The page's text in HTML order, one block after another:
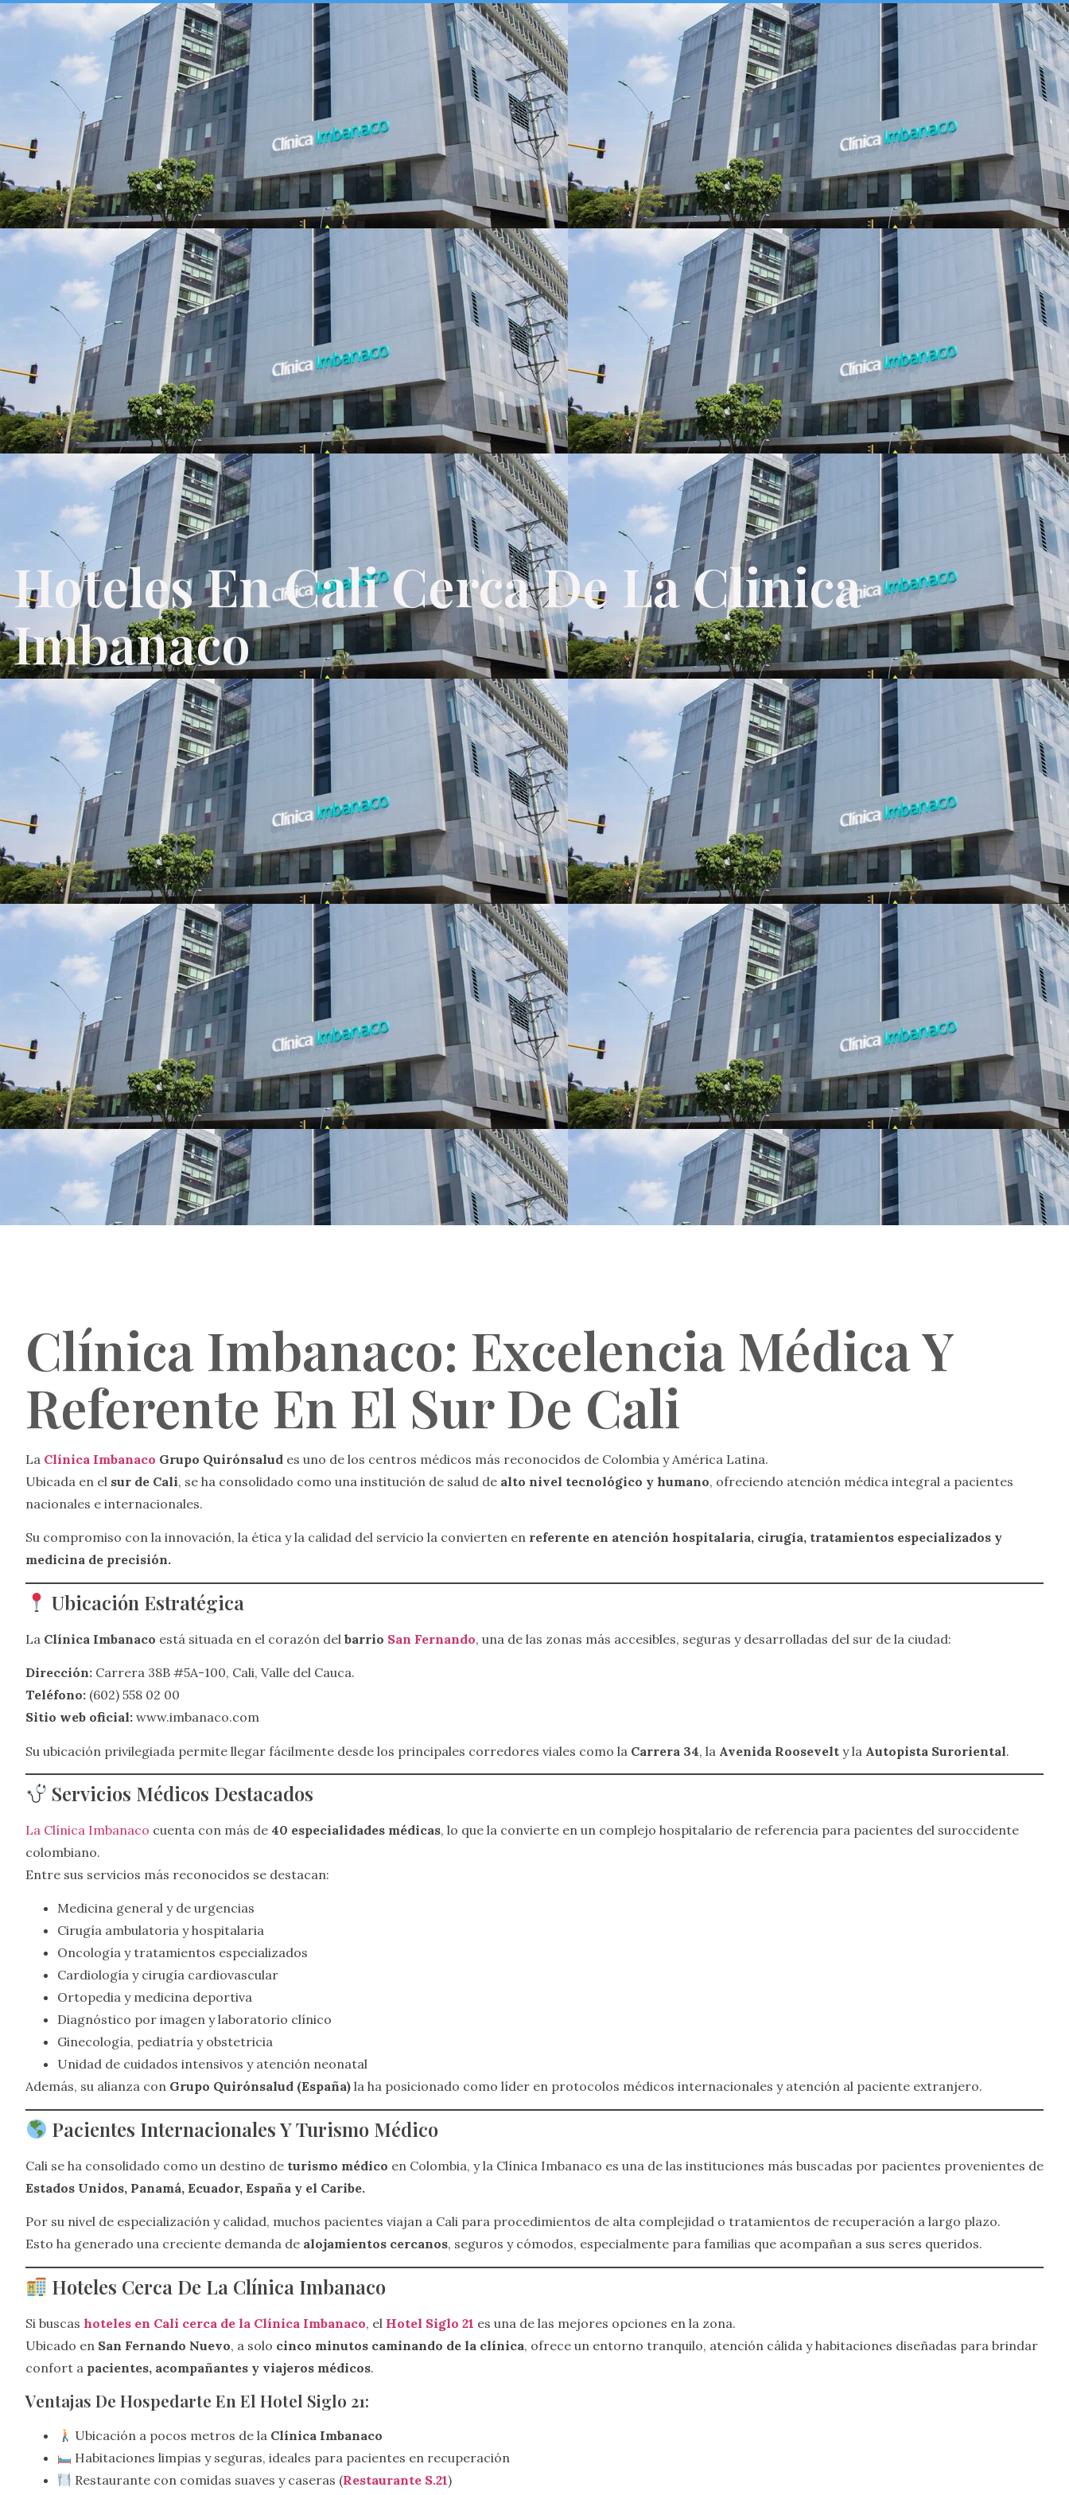
Hoteles En Cali Cerca De La Clinica
Imbanaco
Clínica Imbanaco: Excelencia Médica Y
Referente En El Sur De Cali
La Clínica Imbanaco Grupo Quirónsalud es uno de los centros médicos más reconocidos de Colombia y América Latina.
Ubicada en el sur de Cali, se ha consolidado como una institución de salud de alto nivel tecnológico y humano, ofreciendo atención médica integral a pacientes
nacionales e internacionales.
Su compromiso con la innovación, la ética y la calidad del servicio la convierten en referente en atención hospitalaria, cirugía, tratamientos especializados y
medicina de precisión.
Ubicación Estratégica
La Clínica Imbanaco está situada en el corazón del barrio San Fernando, una de las zonas más accesibles, seguras y desarrolladas del sur de la ciudad:
Dirección: Carrera 38B #5A-100, Cali, Valle del Cauca.
Teléfono: (602) 558 02 00
Sitio web oficial: www.imbanaco.com
Su ubicación privilegiada permite llegar fácilmente desde los principales corredores viales como la Carrera 34, la Avenida Roosevelt y la Autopista Suroriental.
Servicios Médicos Destacados
La Clínica Imbanaco cuenta con más de 40 especialidades médicas, lo que la convierte en un complejo hospitalario de referencia para pacientes del suroccidente
colombiano.
Entre sus servicios más reconocidos se destacan:
Medicina general y de urgencias
Cirugía ambulatoria y hospitalaria
Oncología y tratamientos especializados
Cardiología y cirugía cardiovascular
Ortopedia y medicina deportiva
Diagnóstico por imagen y laboratorio clínico
Ginecología, pediatría y obstetricia
Unidad de cuidados intensivos y atención neonatal
Además, su alianza con Grupo Quirónsalud (España) la ha posicionado como líder en protocolos médicos internacionales y atención al paciente extranjero.
Pacientes Internacionales Y Turismo Médico
Cali se ha consolidado como un destino de turismo médico en Colombia, y la Clínica Imbanaco es una de las instituciones más buscadas por pacientes provenientes de
Estados Unidos, Panamá, Ecuador, España y el Caribe.
Por su nivel de especialización y calidad, muchos pacientes viajan a Cali para procedimientos de alta complejidad o tratamientos de recuperación a largo plazo.
Esto ha generado una creciente demanda de alojamientos cercanos, seguros y cómodos, especialmente para familias que acompañan a sus seres queridos.
Hoteles Cerca De La Clínica Imbanaco
Si buscas hoteles en Cali cerca de la Clínica Imbanaco, el Hotel Siglo 21 es una de las mejores opciones en la zona.
Ubicado en San Fernando Nuevo, a solo cinco minutos caminando de la clínica, ofrece un entorno tranquilo, atención cálida y habitaciones diseñadas para brindar
confort a pacientes, acompañantes y viajeros médicos.
Ventajas De Hospedarte En El Hotel Siglo 21:
Ubicación a pocos metros de la Clínica Imbanaco
Habitaciones limpias y seguras, ideales para pacientes en recuperación
Restaurante con comidas suaves y caseras (Restaurante S.21)